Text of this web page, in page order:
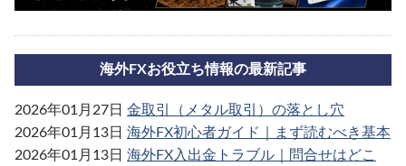
海外FXお役立ち情報の最新記事
2026年01月27日 金取引（メタル取引）の落とし穴
2026年01月13日 海外FX初心者ガイド｜まず読むべき基本
2026年01月13日 海外FX入出金トラブル｜問合せはどこ